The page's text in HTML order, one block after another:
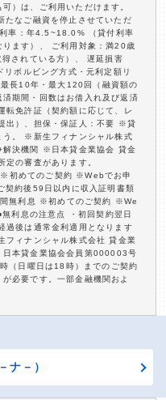
）は、ご利用いただけます。
たなご融資を停止させていただ
率：年4.5~18.0% （貸付利率
ます）、 ご利用対象：満20歳
されている方）、 遅延損害
ボルビング方式・元利定額リ
長10年・最大120回（融資額の
期間・回数はお借入れ及び返済
転免許証（契約額に応じて、レ
出）、担保・保証人：不要 ※貸
う。 ※新生フィナンシャル株式
解決機関 ※日本貸金業協会 貸金
の審査があります。
初めてのご契約 ※Webでお申
契約後59日以内に収入証明書類
無利息 ※初めてのご契約 ※We
利息の注意点 ・初回契約翌日
過後は通常金利適用となります
フィナンシャル株式会社 貸金業
本貸金業協会会員第000003号
（日曜日は18時）までのご契約
必要です。一部金融機関およ
ナ－）